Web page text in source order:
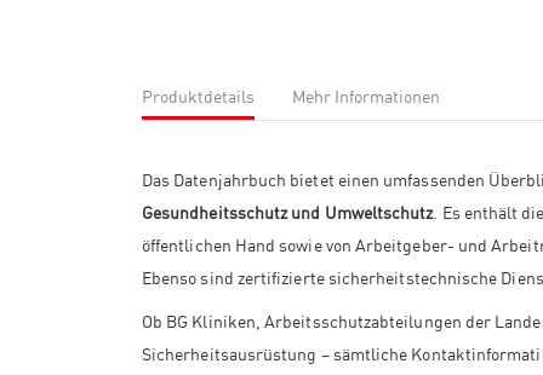
Produktdetails
Das Datenjahrbuch bietet einen umfassenden
Gesundheitsschutz und Umweltschutz. Es enthält
öffentlichen Hand sowie von Arbeitgeber- und
Ebenso sind zertifizierte sicherheitstechnische
Ob BG Kliniken, Arbeitsschutzabteilungen der
Sicherheitsausrüstung – sämtliche
Mehr Informationen